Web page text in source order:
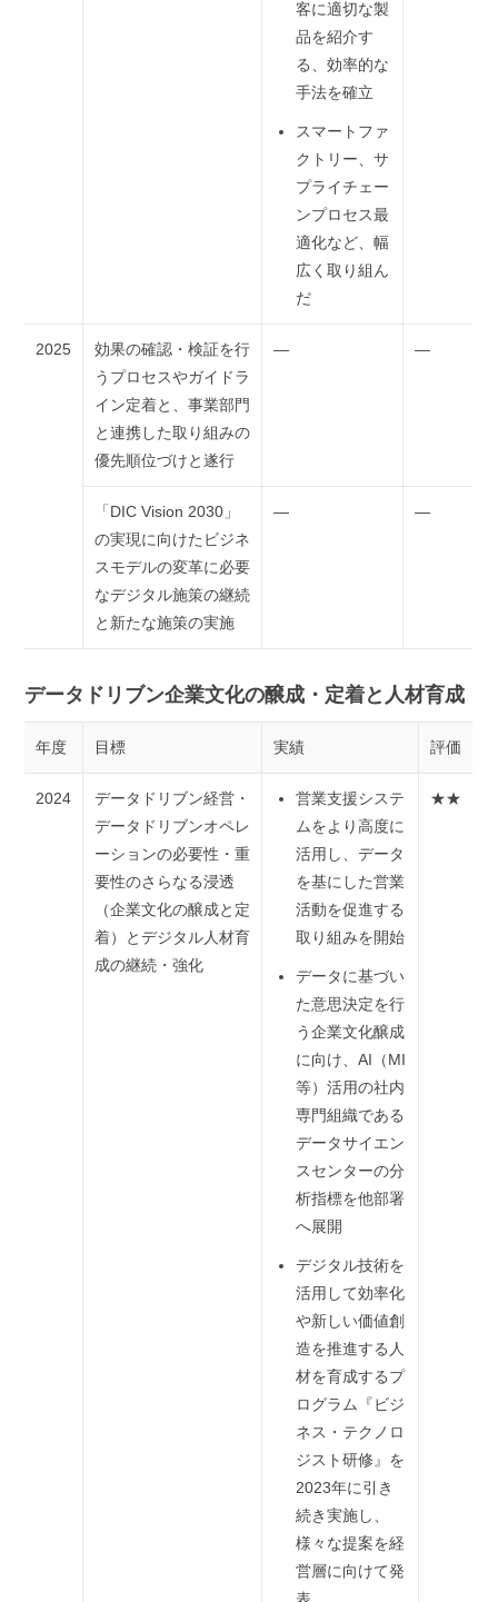
客に適切な製
品を紹介す
る、効率的な
手法を確立
スマートファ
クトリー、サ
プライチェー
ンプロセス最
適化など、幅
広く取り組ん
だ
2025
効果の確認・検証を行
うプロセスやガイドラ
イン定着と、事業部門
と連携した取り組みの
優先順位づけと遂行
― ―
「DIC Vision 2030」
の実現に向けたビジネ
スモデルの変革に必要
なデジタル施策の継続
と新たな施策の実施
― ―
データドリブン企業文化の醸成・定着と人材育成
年度 目標 実績 評価
2024
データドリブン経営・
データドリブンオペレ
ーションの必要性・重
要性のさらなる浸透
（企業文化の醸成と定
着）とデジタル人材育
成の継続・強化
営業支援システ
ムをより高度に
活用し、データ
を基にした営業
活動を促進する
取り組みを開始
データに基づい
た意思決定を行
う企業文化醸成
に向け、AI（MI
等）活用の社内
専門組織である
データサイエン
スセンターの分
析指標を他部署
へ展開
デジタル技術を
活用して効率化
や新しい価値創
造を推進する人
材を育成するプ
ログラム『ビジ
ネス・テクノロ
ジスト研修』を
2023年に引き
続き実施し、
様々な提案を経
営層に向けて発
★★